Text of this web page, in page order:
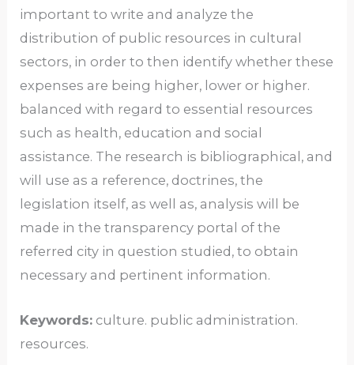
important to write and analyze the
distribution of public resources in cultural
sectors, in order to then identify whether these
expenses are being higher, lower or higher.
balanced with regard to essential resources
such as health, education and social
assistance. The research is bibliographical, and
will use as a reference, doctrines, the
legislation itself, as well as, analysis will be
made in the transparency portal of the
referred city in question studied, to obtain
necessary and pertinent information.
Keywords: culture. public administration.
resources.